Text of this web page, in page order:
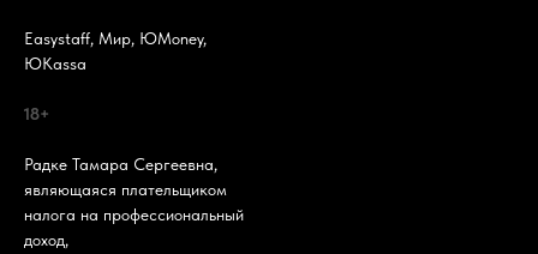
Easystaff, Мир, ЮMoney,
ЮKassa
18+
Радке Тамара Сергеевна,
являющаяся плательщиком
налога на профессиональный
доход,